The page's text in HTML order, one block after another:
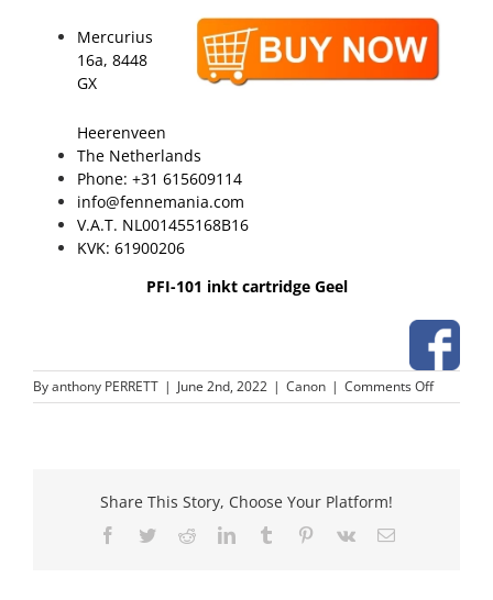
Mercurius
16a, 8448
GX
Heerenveen
The Netherlands
Phone: +31 615609114
info@fennemania.com
V.A.T. NL001455168B16
KVK: 61900206
PFI-101 inkt cartridge Geel
Byanthony PERRETT | June 2nd, 2022 | Canon | Comments Offon
PFI-
Share This Story, Choose Your Platform!
Facebook
TwitterRedditLinkedInTumblr Pinterest
Vk Email